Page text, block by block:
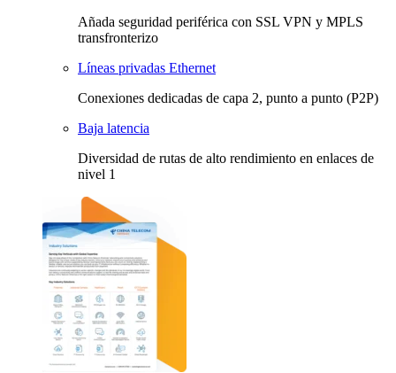
Añada seguridad periférica con SSL VPN y MPLS
transfronterizo
Líneas privadas Ethernet
Conexiones dedicadas de capa 2, punto a punto (P2P)
Baja latencia
Diversidad de rutas de alto rendimiento en enlaces de
nivel 1